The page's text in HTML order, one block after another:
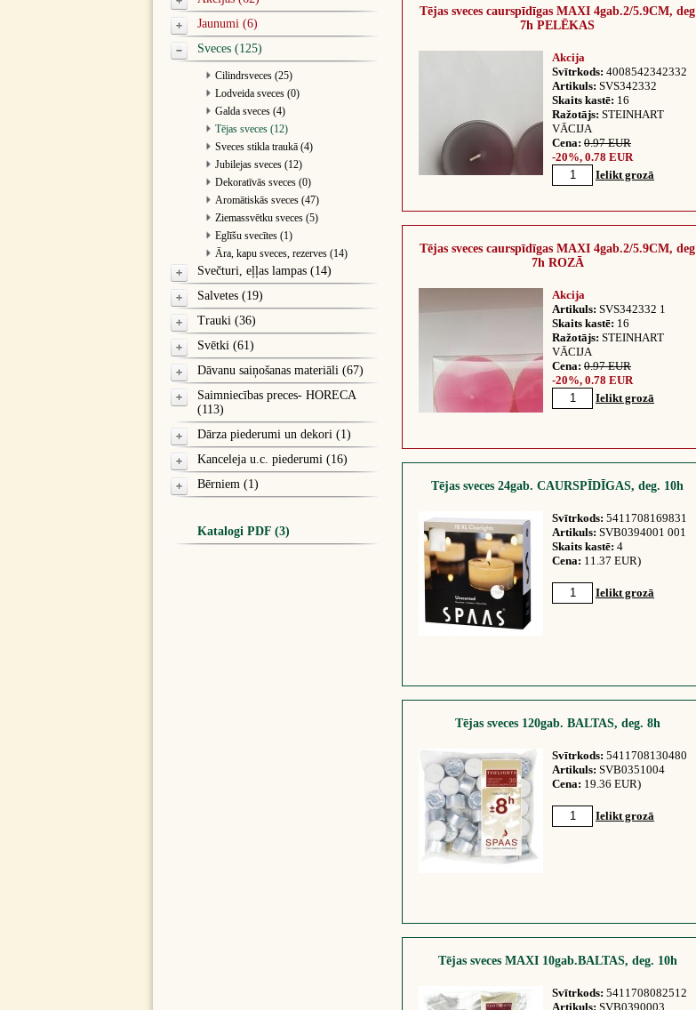
Jaunumi (6)
Sveces (125)
Cilindrsveces (25)
Lodveida sveces (0)
Galda sveces (4)
Tējas sveces (12)
Sveces stikla traukā (4)
Jubilejas sveces (12)
Dekoratīvās sveces (0)
Aromātiskās sveces (47)
Ziemassvētku sveces (5)
Eglīšu svecītes (1)
Āra, kapu sveces, rezerves (14)
Svečturi, eļļas lampas (14)
Salvetes (19)
Trauki (36)
Svētki (61)
Dāvanu saiņošanas materiāli (67)
Saimniecības preces- HORECA
(113)
Dārza piederumi un dekori (1)
Kanceleja u.c. piederumi (16)
Bērniem (1)
Katalogi PDF (3)
Tējas sveces caurspīdīgas MAXI 4gab.2/5.9CM, deg
7h PELĒKAS
Akcija
Svītrkods: 4008542342332
Artikuls: SVS342332
Skaits kastē: 16
Ražotājs: STEINHART
VĀCIJA
Cena: 0.97 EUR
-20%, 0.78 EUR
Ielikt grozā
Tējas sveces caurspīdīgas MAXI 4gab.2/5.9CM, deg
7h ROZĀ
Akcija
Artikuls: SVS342332 1
Skaits kastē: 16
Ražotājs: STEINHART
VĀCIJA
Cena: 0.97 EUR
-20%, 0.78 EUR
Ielikt grozā
Tējas sveces 24gab. CAURSPĪDĪGAS, deg. 10h
Svītrkods: 5411708169831
Artikuls: SVB0394001 001
Skaits kastē: 4
Cena: 11.37 EUR)
Ielikt grozā
Tējas sveces 120gab. BALTAS, deg. 8h
Svītrkods: 5411708130480
Artikuls: SVB0351004
Cena: 19.36 EUR)
Ielikt grozā
Tējas sveces MAXI 10gab.BALTAS, deg. 10h
Svītrkods: 5411708082512
Artikuls: SVB0390003